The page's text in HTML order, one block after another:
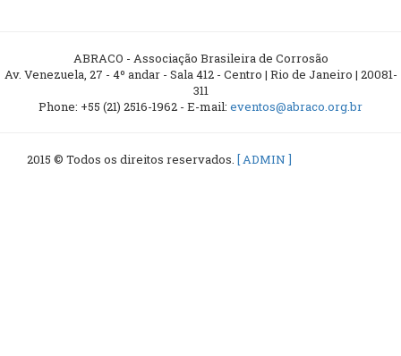
ABRACO - Associação Brasileira de Corrosão
Av. Venezuela, 27 - 4º andar - Sala 412 - Centro | Rio de Janeiro | 20081-
311
Phone: +55 (21) 2516-1962 - E-mail: eventos@abraco.org.br
2015 © Todos os direitos reservados. [ ADMIN ]